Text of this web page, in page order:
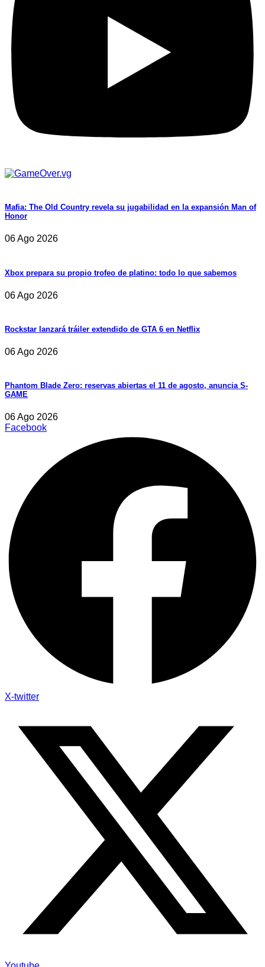
Mafia: The Old Country revela su jugabilidad en la expansión Man of
Honor
06 Ago 2026
Xbox prepara su propio trofeo de platino: todo lo que sabemos
06 Ago 2026
Rockstar lanzará tráiler extendido de GTA 6 en Netflix
06 Ago 2026
Phantom Blade Zero: reservas abiertas el 11 de agosto, anuncia S-
GAME
06 Ago 2026
Facebook
X-twitter